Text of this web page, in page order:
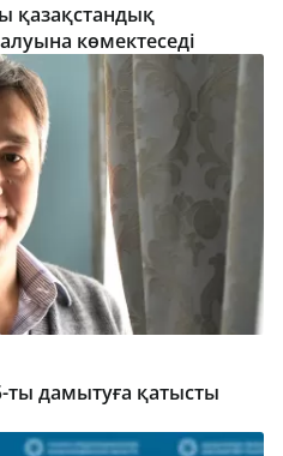
қазақстандық
көмектеседі
дамытуға қатысты